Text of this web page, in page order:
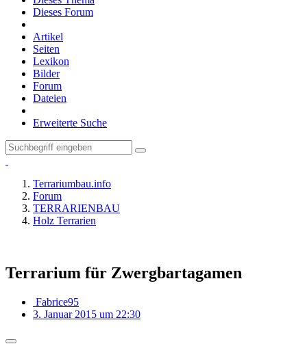
Dieses Forum
Artikel
Seiten
Lexikon
Bilder
Forum
Dateien
Erweiterte Suche
Terrariumbau.info
Forum
TERRARIENBAU
Holz Terrarien
Terrarium für Zwergbartagamen
Fabrice95
3. Januar 2015 um 22:30